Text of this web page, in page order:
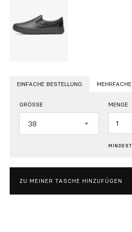
EINFACHE BESTELLUNG
GRÖSSE
38
MENGE
ZU MEINER TASCHE HINZUFÜGEN